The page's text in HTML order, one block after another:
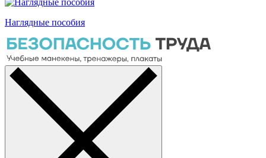
Наглядные пособия